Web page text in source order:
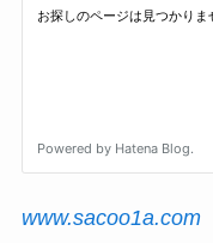
www.sacoo1a.com